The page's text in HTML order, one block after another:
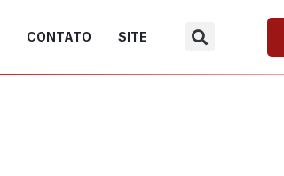
CONTATO SITE